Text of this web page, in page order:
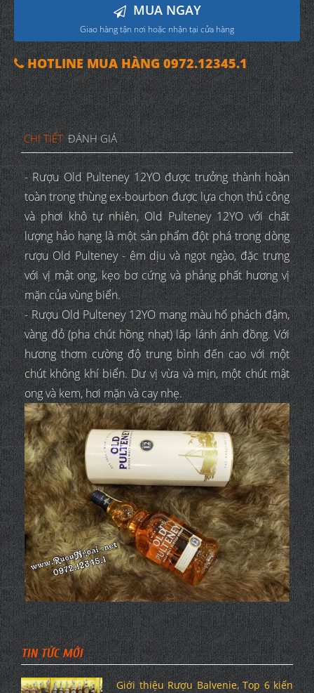
MUA NGAY
Giao hàng tận nơi hoặc nhận tại cửa hàng
HOTLINE MUA HÀNG 0972.12345.1
CHI TIẾT ĐÁNH GIÁ
- Rượu Old Pulteney 12YO được trưởng thành hoàn
toàn trong thùng ex-bourbon được lựa chọn thủ công
và phơi khô tự nhiên, Old Pulteney 12YO với chất
lượng hảo hạng là một sản phẩm đột phá trong dòng
rượu Old Pulteney - êm dịu và ngọt ngào, đặc trưng
với vị mật ong, kẹo bơ cứng và phảng phất hương vị
mặn của vùng biển.
- Rượu Old Pulteney 12YO mang màu hổ phách đậm,
vàng đỏ (pha chút hồng nhạt) lấp lánh ánh đồng. Với
hương thơm cường độ trung bình đến cao với một
chút không khí biển. Dư vị vừa và mịn, một chút mật
ong và kem, hơi mặn và cay nhẹ.
TIN TỨC MỚI
Giới thiệu Rượu Balvenie, Top 6 kiến